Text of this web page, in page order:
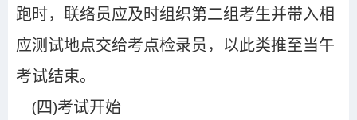
跑时，联络员应及时组织第二组考生并带入相
应测试地点交给考点检录员，以此类推至当午
考试结束。
(四)考试开始